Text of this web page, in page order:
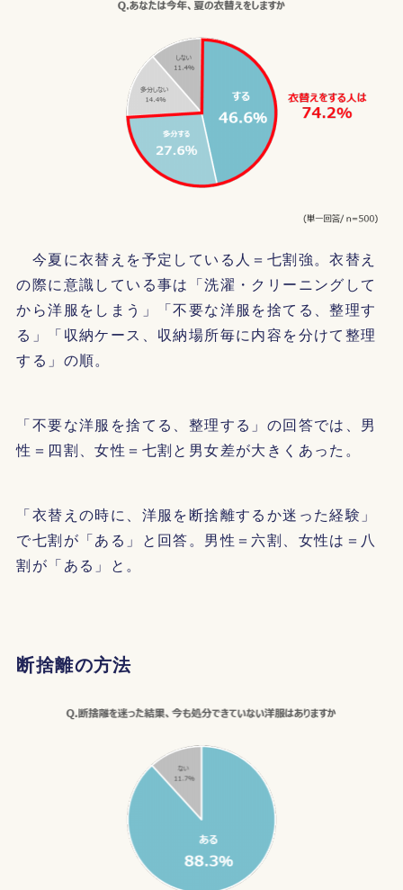
今夏に衣替えを予定している人＝七割強。衣替え
の際に意識している事は「洗濯・クリーニングして
から洋服をしまう」「不要な洋服を捨てる、整理す
る」「収納ケース、収納場所毎に内容を分けて整理
する」の順。
「不要な洋服を捨てる、整理する」の回答では、男
性＝四割、女性＝七割と男女差が大きくあった。
「衣替えの時に、洋服を断捨離するか迷った経験」
で七割が「ある」と回答。男性＝六割、女性は＝八
割が「ある」と。
断捨離の方法